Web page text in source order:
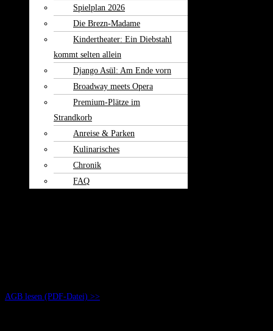
Spielplan 2026
Die Brezn-Madame
Kindertheater: Ein Diebstahl
kommt selten allein
Django Asül: Am Ende vorn
Broadway meets Opera
Premium-Plätze im
Strandkorb
Anreise & Parken
Kulinarisches
Chronik
FAQ
AGB lesen (PDF-Datei) >>